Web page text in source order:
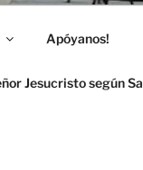
Apóyanos!
Jesucristo según